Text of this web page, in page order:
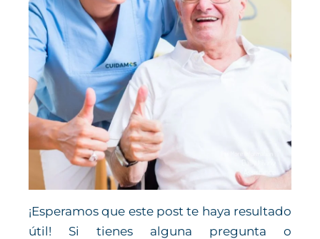
¡Esperamos que este post te haya resultado
útil! Si tienes alguna pregunta o